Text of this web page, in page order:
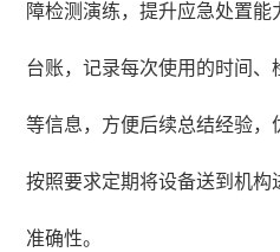
障检测演练，提升应急处置能
台账，记录每次使用的时间
等信息，方便后续总结经验
按照要求定期将设备送到机构
准确性。